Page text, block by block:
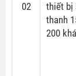
02
thiết bị
thanh
200